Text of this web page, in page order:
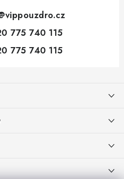
vippouzdro.cz
775 740 115
775 740 115
Apple iPhone.